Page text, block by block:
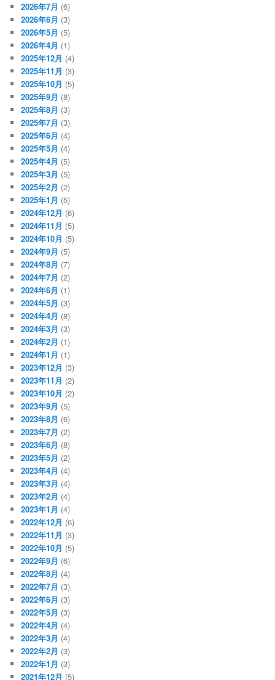
2026年7月 (6)
2026年6月 (3)
2026年5月 (5)
2026年4月 (1)
2025年12月 (4)
2025年11月 (3)
2025年10月 (5)
2025年9月 (8)
2025年8月 (3)
2025年7月 (3)
2025年6月 (4)
2025年5月 (4)
2025年4月 (5)
2025年3月 (5)
2025年2月 (2)
2025年1月 (5)
2024年12月 (6)
2024年11月 (5)
2024年10月 (5)
2024年9月 (5)
2024年8月 (7)
2024年7月 (2)
2024年6月 (1)
2024年5月 (3)
2024年4月 (8)
2024年3月 (3)
2024年2月 (1)
2024年1月 (1)
2023年12月 (3)
2023年11月 (2)
2023年10月 (2)
2023年9月 (5)
2023年8月 (6)
2023年7月 (2)
2023年6月 (8)
2023年5月 (2)
2023年4月 (4)
2023年3月 (4)
2023年2月 (4)
2023年1月 (4)
2022年12月 (6)
2022年11月 (3)
2022年10月 (5)
2022年9月 (6)
2022年8月 (4)
2022年7月 (3)
2022年6月 (3)
2022年5月 (3)
2022年4月 (4)
2022年3月 (4)
2022年2月 (3)
2022年1月 (3)
2021年12月 (5)